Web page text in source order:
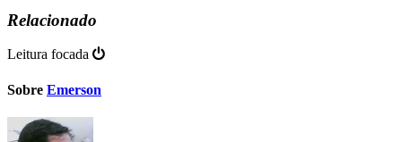
Relacionado
Leitura focada
Sobre Emerson